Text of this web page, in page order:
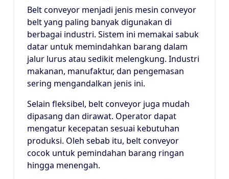
Belt conveyor menjadi jenis mesin conveyor
belt yang paling banyak digunakan di
berbagai industri. Sistem ini memakai sabuk
datar untuk memindahkan barang dalam
jalur lurus atau sedikit melengkung. Industri
makanan, manufaktur, dan pengemasan
sering mengandalkan jenis ini.
Selain fleksibel, belt conveyor juga mudah
dipasang dan dirawat. Operator dapat
mengatur kecepatan sesuai kebutuhan
produksi. Oleh sebab itu, belt conveyor
cocok untuk pemindahan barang ringan
hingga menengah.